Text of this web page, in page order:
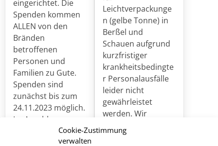
Cookie-Zustimmung
verwalten
eingerichtet. Die
Spenden kommen
ALLEN von den
Bränden
betroffenen
Personen und
Familien zu Gute.
Spenden sind
zunächst bis zum
24.11.2023 möglich.
Im Anschluss…
WEITERLESEN ...
Leichtverpackunge
n (gelbe Tonne) in
Berßel und
Schauen aufgrund
kurzfristiger
krankheitsbedingte
r Personalausfälle
leider nicht
gewährleistet
werden. Wir
für die